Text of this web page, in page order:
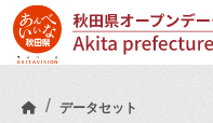
Skip to main content
データセット